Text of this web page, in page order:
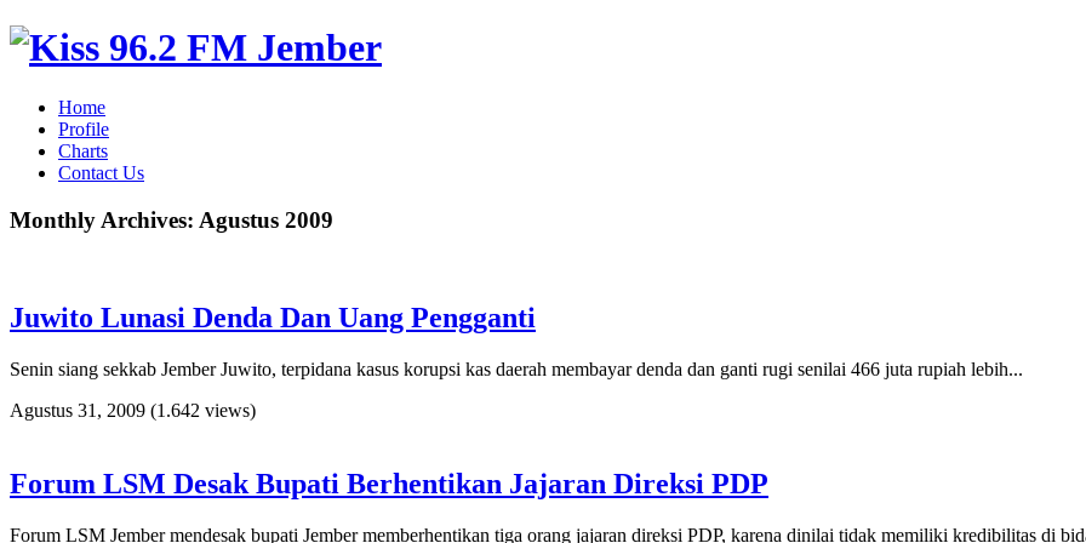
Home
Profile
Charts
Contact Us
Monthly Archives: Agustus 2009
Juwito Lunasi Denda Dan Uang Pengganti
Senin siang sekkab Jember Juwito, terpidana kasus korupsi kas daerah membayar denda dan ganti rugi senilai 466 juta rupiah lebih...
Agustus 31, 2009 (1.642 views)
Forum LSM Desak Bupati Berhentikan Jajaran Direksi PDP
Forum LSM Jember mendesak bupati Jember memberhentikan tiga orang jajaran direksi PDP, karena dinilai tidak memiliki kredibilitas di